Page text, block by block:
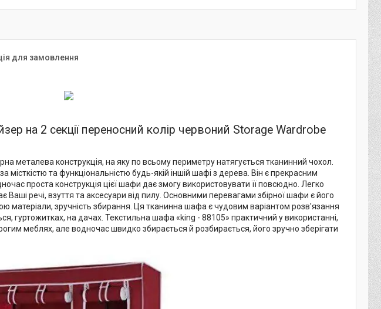
для замовлення
на 2 секції переносний колір червоний Storage Wardrobe
металева конструкція, на яку по всьому периметру натягується тканинний чохол.
та функціональністю будь-якій іншій шафі з дерева. Він є прекрасним
проста конструкція цієї шафи дає змогу використовувати її повсюдно. Легко
Ваші речі, взуття та аксесуари від пилу. Основними перевагами збірної шафи є його
матеріали, зручність збирання. Ця тканинна шафа є чудовим варіантом розв'язання
гуртожитках, на дачах. Текстильна шафа «king - 88105» практичний у використанні,
меблях, але водночас швидко збирається й розбирається, його зручно зберігати